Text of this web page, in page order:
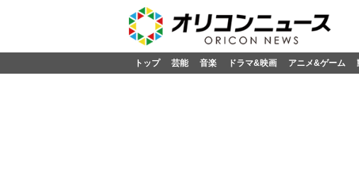
トップ 芸能 音楽 ドラマ&映画 アニメ&ゲーム